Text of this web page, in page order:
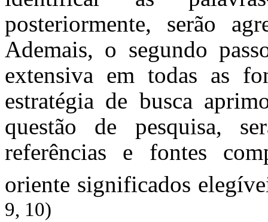
posteriormente, serão
Ademais, o segundo
extensiva em todas as
estratégia de busca
questão de pesquisa,
referências e fontes
oriente significados
9, 10)